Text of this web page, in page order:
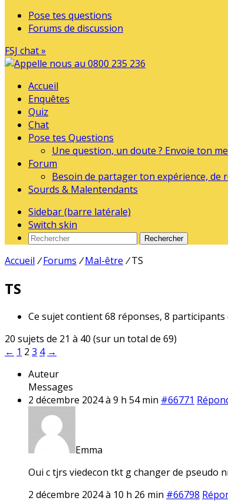
Pose tes questions
Forums de discussion
FSJ chat »
Accueil
Enquêtes
Quiz
Chat
Pose tes Questions
Une question, un doute ? Envoie ton
Forum
Besoin de partager ton expérience, de
Sourds & Malentendants
Sidebar (barre latérale)
Switch skin
Rechercher
Accueil / Forums / Mal-être / TS
TS
Ce sujet contient 68 réponses, 8
20 sujets de 21 à 40 (sur un total de 69)
← 1 2 3 4 →
Auteur
Messages
2 décembre 2024 à 9 h 54 min #66771
Emma
Oui c tjrs viedecon tkt g changer de pseudo
2 décembre 2024 à 10 h 26 min #66798